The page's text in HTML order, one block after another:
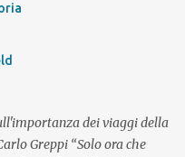
dei viaggi della
Greppi “Solo ora che